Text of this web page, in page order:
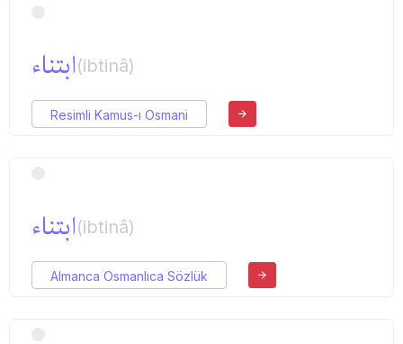
ابتناء(ibtinâ)
Resimli Kamus-ı Osmani
ابتناء(ibtinâ)
Almanca Osmanlıca Sözlük